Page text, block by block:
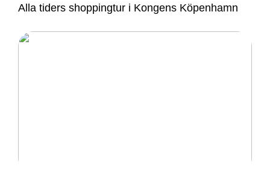
Alla tiders shoppingtur i Kongens Köpenhamn